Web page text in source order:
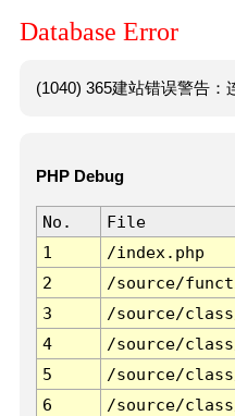
Database Error
(1040) 365建站错误警告：
PHP Debug
No. File
1
/index.php
2
/source/
3
/source/
4
/source/
5
/source/
6
/source/